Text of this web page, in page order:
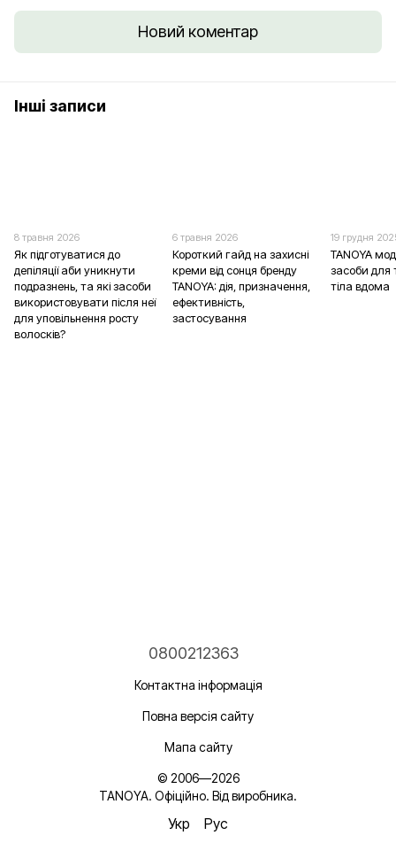
Новий коментар
Інші записи
8 травня 2026
Як підготуватися до
депіляції аби уникнути
подразнень, та які засоби
використовувати після неї
для уповільнення росту
волосків?
6 травня 2026
Короткий гайд на захисні
креми від сонця бренду
TANOYA: дія, призначення,
ефективність,
застосування
19 грудня
TANOYA
засоби для
тіла вдома
0800212363
Контактна інформація
Повна версія сайту
Мапа сайту
© 2006—2026
TANOYA. Офіційно. Від виробника.
Укр Рус